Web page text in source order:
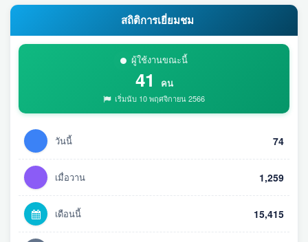
สถิติการเยี่ยมชม
ผู้ใช้งานขณะนี้
41 คน
เริ่มนับ 10 พฤศจิกายน 2566
วันนี้ 74
เมื่อวาน 1,259
เดือนนี้ 15,415